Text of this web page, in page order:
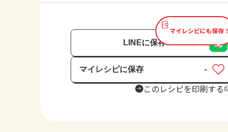
マイレシピにも保存！
LINEに保存
マイレシピに保存
保存済み
-
このレシピを印刷する